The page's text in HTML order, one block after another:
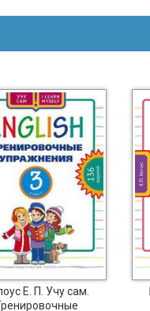
Е. П. Учу сам.